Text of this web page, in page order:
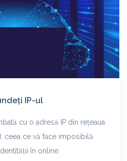
IP-ul
cu o adresă IP din rețeaua
ceea ce vă face imposibilă
în online.